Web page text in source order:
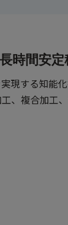
時間安
する知能
複合加工